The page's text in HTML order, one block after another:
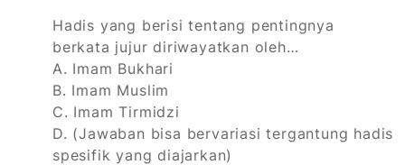
Hadis yang berisi tentang pentingnya
berkata jujur diriwayatkan oleh…
A. Imam Bukhari
B. Imam Muslim
C. Imam Tirmidzi
D. (Jawaban bisa bervariasi tergantung hadis
spesifik yang diajarkan)